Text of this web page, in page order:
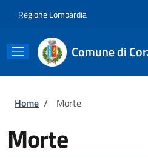
Regione Lombardia
Comune di
Briciole di pane
Home / Morte
Morte